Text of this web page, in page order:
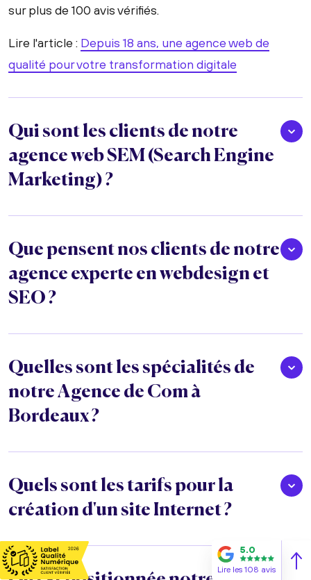
sur plus de 100 avis vérifiés.
Lire l'article : Depuis 18 ans, une agence web de
qualité pour votre transformation digitale
Qui sont les clients de notre
agence web SEM (Search Engine
Marketing) ?
Que pensent nos clients de notre
agence experte en webdesign et
SEO ?
Quelles sont les spécialités de
notre Agence de Com à
Bordeaux ?
Quels sont les tarifs pour la
création d'un site Internet ?
5.0
Lire les 108 avis